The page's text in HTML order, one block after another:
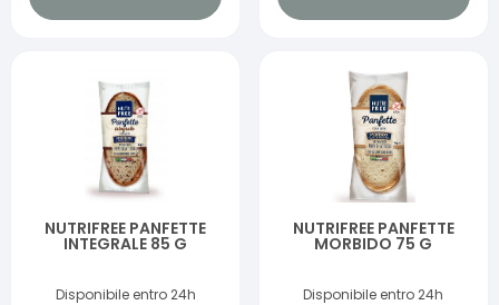
NUTRIFREE PANFETTE
INTEGRALE 85 G
Disponibile entro 24h
NUTRIFREE PANFETTE
MORBIDO 75 G
Disponibile entro 24h